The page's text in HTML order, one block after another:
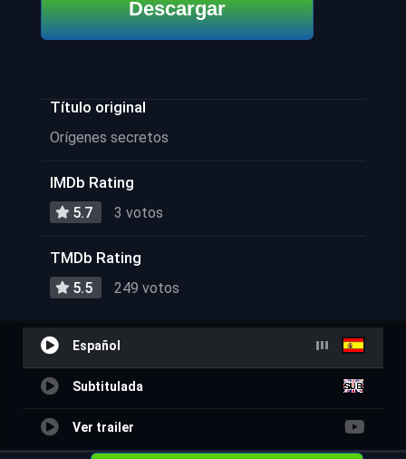
Descargar
Título original
Orígenes secretos
IMDb Rating
5.7 3 votos
TMDb Rating
5.5 249 votos
Español
Subtitulada
Ver trailer